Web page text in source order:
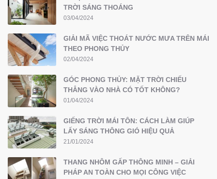
TRỜI SÁNG THOÁNG
03/04/2024
GIẢI MÃ VIỆC THOÁT NƯỚC MƯA TRÊN MÁI
THEO PHONG THỦY
02/04/2024
GÓC PHONG THỦY: MẶT TRỜI CHIẾU
THẲNG VÀO NHÀ CÓ TỐT KHÔNG?
01/04/2024
GIẾNG TRỜI MÁI TÔN: CÁCH LÀM GIÚP
LẤY SÁNG THÔNG GIÓ HIỆU QUẢ
21/01/2024
THANG NHÔM GẤP THÔNG MINH – GIẢI
PHÁP AN TOÀN CHO MỌI CÔNG VIỆC